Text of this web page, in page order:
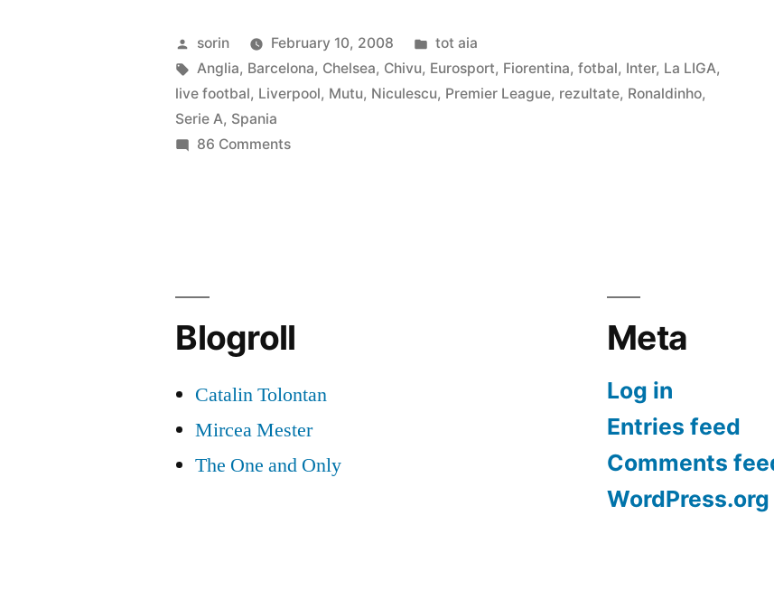
si
iar
fotbal”
Posted
by
sorin February 10, 2008
Posted
in
tot aia
Tags:
Anglia, Barcelona, Chelsea, Chivu, Eurosport, Fiorentina,fotbal, Inter, La LIGA,
live footbal, Liverpool, Mutu, Niculescu, Premier League, rezultate, Ronaldinho,
Serie A, Spania
86 Commentson
Blogroll
Catalin Tolontan
Mircea Mester
The One and Only
Meta
Log in
Entries feed
Comments
WordPress.org